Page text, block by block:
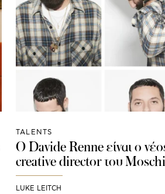
TALENTS
Ο Davide Renne είναι ο
creative director του
LUKE LEITCH